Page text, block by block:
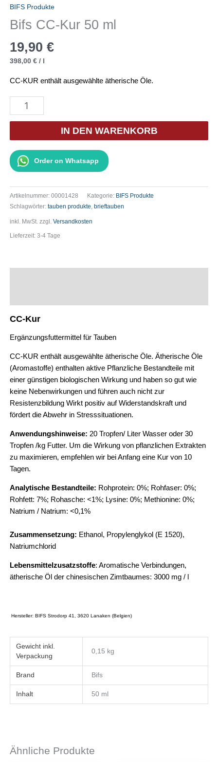
BIFS Produkte
Bifs CC-Kur 50 ml
19,90 €
398,00 € /
CC-KUR enthält ausgewählte ätherische Öle.
CC-
50
ml
Menge
IN DEN WARENKORB
Order on Whatsapp
Artikelnummer: 00001428 Kategorie: BIFS Produkte
Schlagwörter: tauben produkte brieftauben
inkl. MwSt. zzgl. Versandkosten
Lieferzeit: 3-4 Tage
CC-Kur
Ergänzungsfuttermittel für Tauben
CC-KUR enthält ausgewählte ätherische Öle. Ätherische Öle
(Aromastoffe) enthalten aktive Pflanzliche Bestandteile mit
einer günstigen biologischen Wirkung und haben so gut wie
keine Nebenwirkungen und führen auch nicht zur
Resistenzbildung Wirkt positiv auf Widerstandskraft und
fördert die Abwehr in Stresssituationen.
Anwendungshinweise: 20 Tropfen/ Liter Wasser oder 30
Tropfen /kg Futter. Um die Wirkung von pflanzlichen Extrakten
zu maximieren, empfehlen wir bei Anfang eine Kur von 10
Tagen.
Analytische Bestandteile: Rohprotein: 0%; Rohfaser: 0%;
Rohfett: 7%; Rohasche: <1%; Lysine: 0%; Methionine: 0%;
Natrium / Natrium: <0,1%
Zusammensetzung: Ethanol, Propylenglykol (E 1520),
Natriumchlorid
Lebensmittelzusatzstoffe: Aromatische Verbindungen,
ätherische Öl der chinesischen Zimtbaumes: 3000 mg / l
Hersteller: BIFS Strodorp 41, 3620 Lanaken (Belgien)
Gewicht
0,15 kg
Brand Bifs
Inhalt 50 ml
Ähnliche Produkte